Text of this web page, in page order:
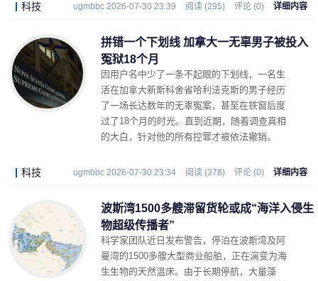
科技 ugmbbc 2026-07-30 23:39 阅读 (295) 评论 (0) 详细内容
拼错一个下划线 加拿大一无辜男子被投入
冤狱18个月
因用户名中少了一条不起眼的下划线，一名生
活在加拿大新斯科舍省哈利法克斯的男子经历
了一场长达数年的无辜冤案，甚至在铁窗后度
过了18个月的时光。直到近期，随着调查真相
的大白，针对他的所有控罪才被依法撤销。
科技 ugmbbc 2026-07-30 23:34 阅读 (378) 评论 (0) 详细内容
波斯湾1500多艘滞留货轮或成“海洋入侵生
物超级传播者”
科学家团队近日发布警告，停泊在波斯湾及阿
曼湾的1500多艘大型商业船舶，正在演变为海
生生物的天然温床。由于长期停航，大量藻